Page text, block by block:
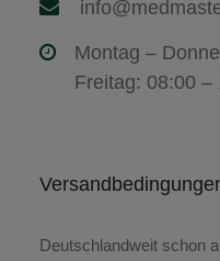
Montag –
Freitag: 08:00 –
Deutschlandweit schon